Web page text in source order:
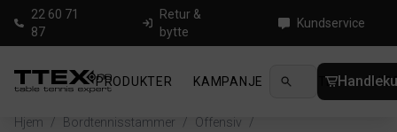
22 60 71
87
Retur &
bytte
Kundservice
PRODUKTER KAMPANJE NYHETER
Hjem / Bordtennisstammer / Offensiv
/